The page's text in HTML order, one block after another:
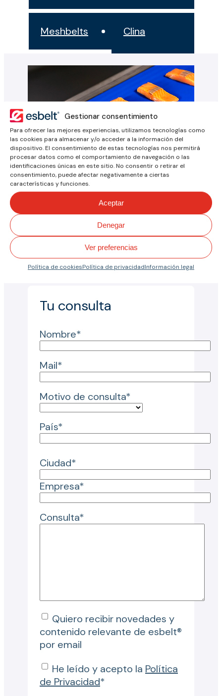
Gestionar consentimiento
Para ofrecer las mejores experiencias, utilizamos tecnologías como
las cookies para almacenar y/o acceder a la información del
dispositivo. El consentimiento de estas tecnologías nos permitirá
procesar datos como el comportamiento de navegación o las
identificaciones únicas en este sitio. No consentir o retirar el
consentimiento, puede afectar negativamente a ciertas
características y funciones.
Aceptar
Denegar
Ver preferencias
Política de cookiesPolítica de privacidadInformación legal
Meshbelts Clina
Contacta con
Escríbenos si tienes alguna
duda sobre una banda o
aplicación, te interesaría una
solución a medida o necesitas
Tu consulta
Nombre*
Mail*
Motivo de consulta*
País*
Ciudad*
Empresa*
Consulta*
Quiero recibir novedades y
contenido relevante de esbelt®
por email
He leído y acepto la Política
de Privacidad*